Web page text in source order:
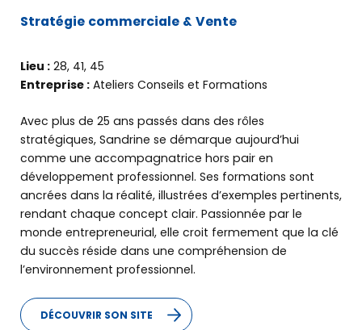
PRENDRE RENDEZ-VOUS
OÙ NOUS TROUVER
Développer
Me former
L’offre BGE
Agenda
Stratégie commerciale & Vente
Lieu : 28, 41, 45
Entreprise : Ateliers Conseils et Formations
Avec plus de 25 ans passés dans des rôles
stratégiques, Sandrine se démarque aujourd’hui
comme une accompagnatrice hors pair en
développement professionnel. Ses formations sont
ancrées dans la réalité, illustrées d’exemples pertinents,
rendant chaque concept clair. Passionnée par le
monde entrepreneurial, elle croit fermement que la clé
du succès réside dans une compréhension de
l’environnement professionnel.
DÉCOUVRIR SON SITE